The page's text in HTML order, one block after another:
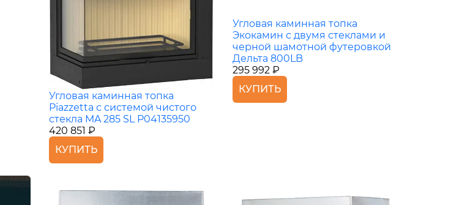
Угловая каминная топка
Piazzetta с системой чистого
стекла MA 285 SL P04135950
420 851 ₽
КУПИТЬ
Угловая каминная топка
Экокамин с двумя стеклами и
черной шамотной футеровкой
Дельта 800LB
295 992 ₽
КУПИТЬ